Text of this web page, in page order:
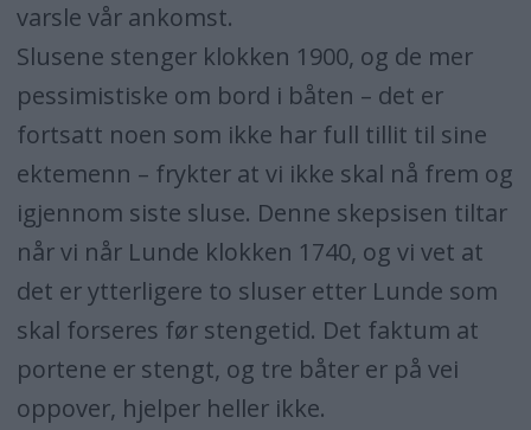
varsle vår ankomst.
Slusene stenger klokken 1900, og de mer
pessimistiske om bord i båten – det er
fortsatt noen som ikke har full tillit til sine
ektemenn – frykter at vi ikke skal nå frem og
igjennom siste sluse. Denne skepsisen tiltar
når vi når Lunde klokken 1740, og vi vet at
det er ytterligere to sluser etter Lunde som
skal forseres før stengetid. Det faktum at
portene er stengt, og tre båter er på vei
oppover, hjelper heller ikke.